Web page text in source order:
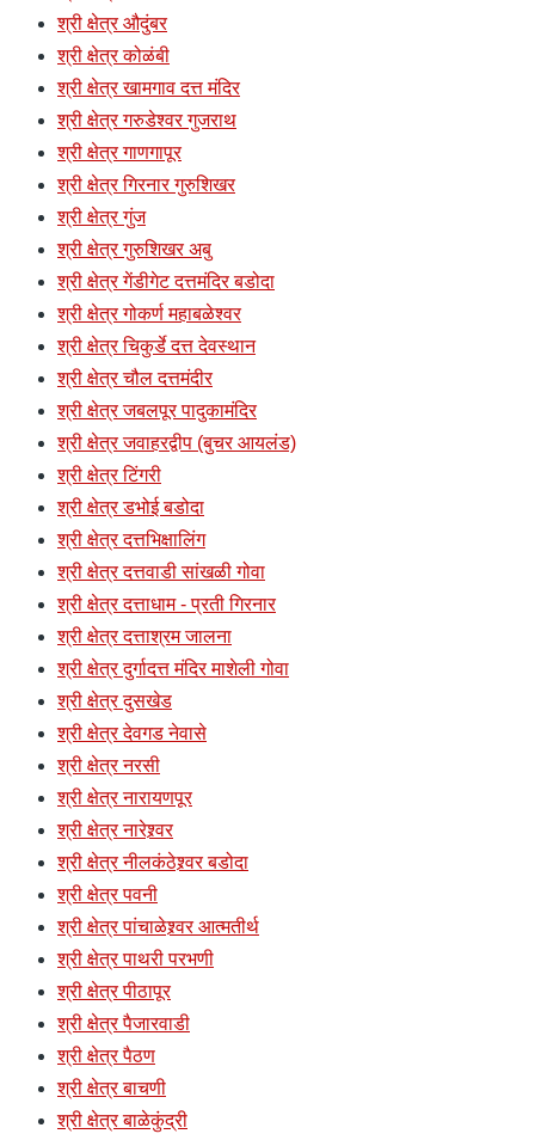
श्री क्षेत्र औदुंबर
श्री क्षेत्र कोळंबी
श्री क्षेत्र खामगाव दत्त मंदिर
श्री क्षेत्र गरुडेश्वर गुजराथ
श्री क्षेत्र गाणगापूर
श्री क्षेत्र गिरनार गुरुशिखर
श्री क्षेत्र गुंज
श्री क्षेत्र गुरुशिखर अबु
श्री क्षेत्र गेंडीगेट दत्तमंदिर बडोदा
श्री क्षेत्र गोकर्ण महाबळेश्वर
श्री क्षेत्र चिकुर्डे दत्त देवस्थान
श्री क्षेत्र चौल दत्तमंदीर
श्री क्षेत्र जबलपूर पादुकामंदिर
श्री क्षेत्र जवाहरद्वीप (बुचर आयलंड)
श्री क्षेत्र टिंगरी
श्री क्षेत्र डभोई बडोदा
श्री क्षेत्र दत्तभिक्षालिंग
श्री क्षेत्र दत्तवाडी सांखळी गोवा
श्री क्षेत्र दत्ताधाम - प्रती गिरनार
श्री क्षेत्र दत्ताश्रम जालना
श्री क्षेत्र दुर्गादत्त मंदिर माशेली गोवा
श्री क्षेत्र दुसखेड
श्री क्षेत्र देवगड नेवासे
श्री क्षेत्र नरसी
श्री क्षेत्र नारायणपूर
श्री क्षेत्र नारेश्र्वर
श्री क्षेत्र नीलकंठेश्र्वर बडोदा
श्री क्षेत्र पवनी
श्री क्षेत्र पांचाळेश्र्वर आत्मतीर्थ
श्री क्षेत्र पाथरी परभणी
श्री क्षेत्र पीठापूर
श्री क्षेत्र पैजारवाडी
श्री क्षेत्र पैठण
श्री क्षेत्र बाचणी
श्री क्षेत्र बाळेकुंद्री